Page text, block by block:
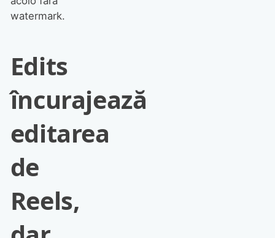
watermark.
Edits
încurajează
editarea
de
Reels,